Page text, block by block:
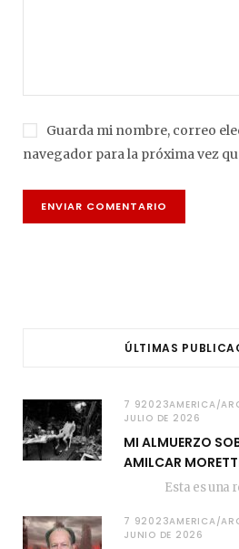
Guarda mi nombre, correo
navegador para la próxima vez
ÚLTIMAS
7 92023AMERICA/
JULIO DE 2026
MI ALMUERZO
AMILCAR
7 92023AMERICA/
JUNIO DE 2026